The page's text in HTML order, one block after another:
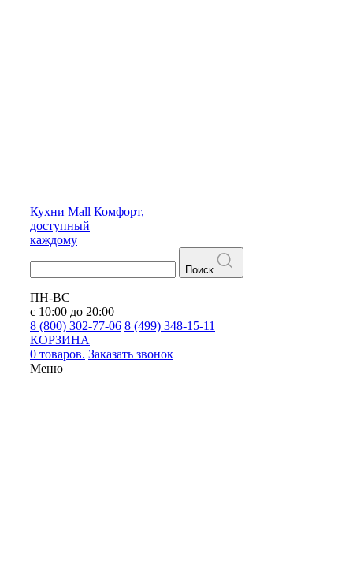
Кухни Mall Комфорт,
доступный
каждому
Поиск
ПН-ВС
с 10:00 до 20:00
8 (800) 302-77-06 8 (499) 348-15-11
КОРЗИНА
0 товаров. Заказать звонок
Меню